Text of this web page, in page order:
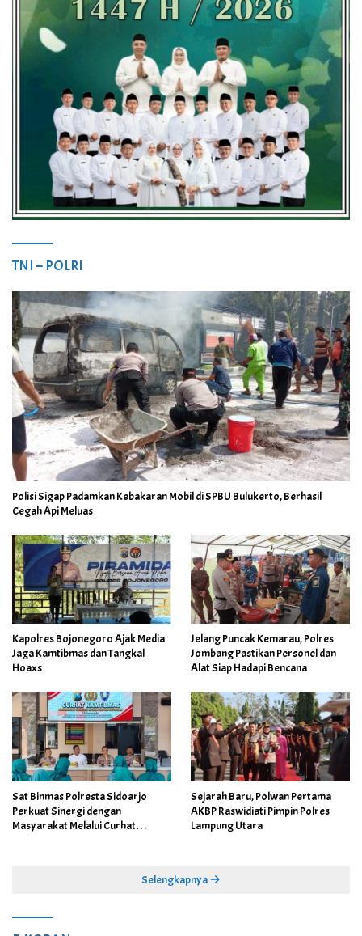
TNI – POLRI
Polisi Sigap Padamkan Kebakaran Mobil di SPBU Bulukerto, Berhasil
Cegah Api Meluas
Kapolres Bojonegoro Ajak Media
Jaga Kamtibmas dan Tangkal
Hoaxs
Jelang Puncak Kemarau, Polres
Jombang Pastikan Personel dan
Alat Siap Hadapi Bencana
Sat Binmas Polresta Sidoarjo
Perkuat Sinergi dengan
Masyarakat Melalui Curhat
Sejarah Baru, Polwan Pertama
AKBP Raswidiati Pimpin Polres
Lampung Utara
Selengkapnya